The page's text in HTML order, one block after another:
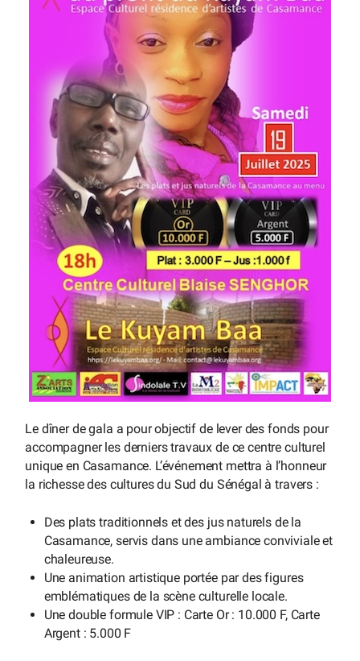
Le dîner de gala a pour objectif de lever des fonds pour
accompagner les derniers travaux de ce centre culturel
unique en Casamance. L’événement mettra à l’honneur
la richesse des cultures du Sud du Sénégal à travers :
Des plats traditionnels et des jus naturels de la
Casamance, servis dans une ambiance conviviale et
chaleureuse.
Une animation artistique portée par des figures
emblématiques de la scène culturelle locale.
Une double formule VIP : Carte Or : 10.000 F, Carte
Argent : 5.000 F